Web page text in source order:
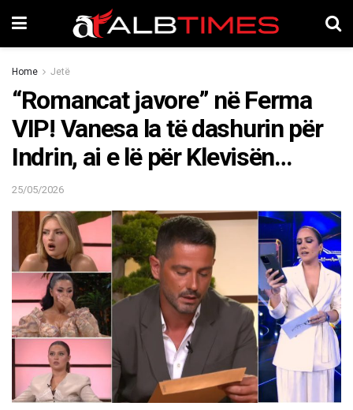
Home Jetë
“Romancat javore” në Ferma
VIP! Vanesa la të dashurin për
Indrin, ai e lë për Klevisën…
25/05/2026